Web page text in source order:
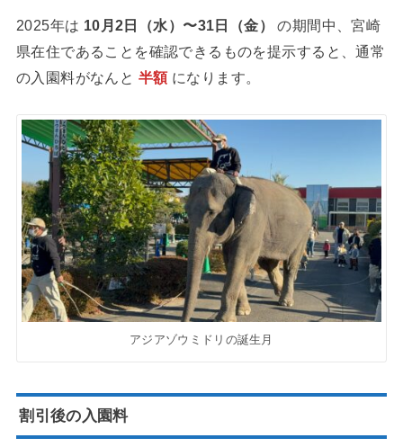
2025年は 10月2日（水）〜31日（金）
の期間中、宮崎
県在住であることを確認できるものを提示すると、通常
の入園料がなんと 半額になります。
アジアゾウミドリの誕生月
割引後の入園料